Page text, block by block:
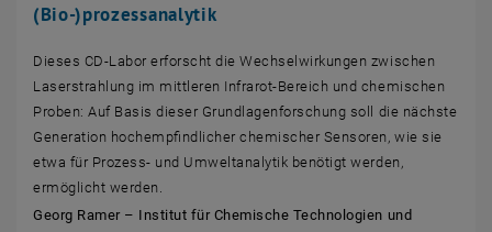
(Bio-)prozessanalytik
Dieses CD-Labor erforscht die Wechselwirkungen zwischen
Laserstrahlung im mittleren Infrarot-Bereich und chemischen
Proben: Auf Basis dieser Grundlagenforschung soll die nächste
Generation hochempfindlicher chemischer Sensoren, wie sie
etwa für Prozess- und Umweltanalytik benötigt werden,
ermöglicht werden.
Georg Ramer – Institut für Chemische Technologien und